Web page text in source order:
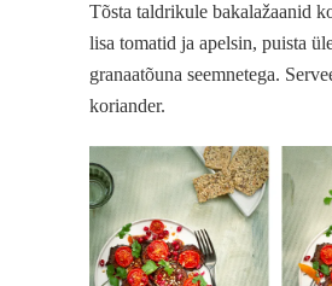
Tõsta taldrikule bakalažaanid
lisa tomatid ja apelsin, puista
granaatõuna seemnetega.
koriander.